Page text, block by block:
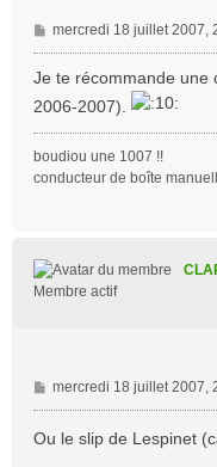
M
e
s
a
g
e
mercredi 18 juillet 2007,
Je te récommande une
2006-2007).
boudiou une 1007 !!
conducteur de boîte
Membre actif
M
e
mercredi 18 juillet 2007,
Ou le slip de Lespinet